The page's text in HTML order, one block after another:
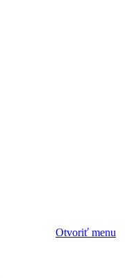
Otvoriť menu